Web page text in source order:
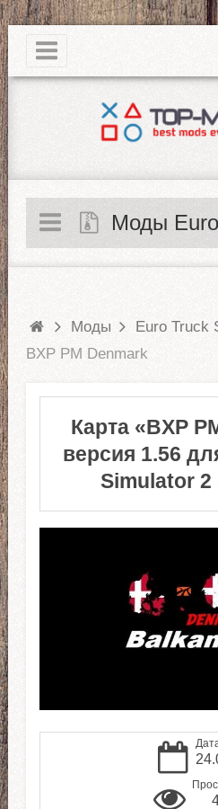
|
Моды Euro
Моды Euro Truck
BXP PM Denmark
Карта «BXP
версия 1.56
Simulator 2